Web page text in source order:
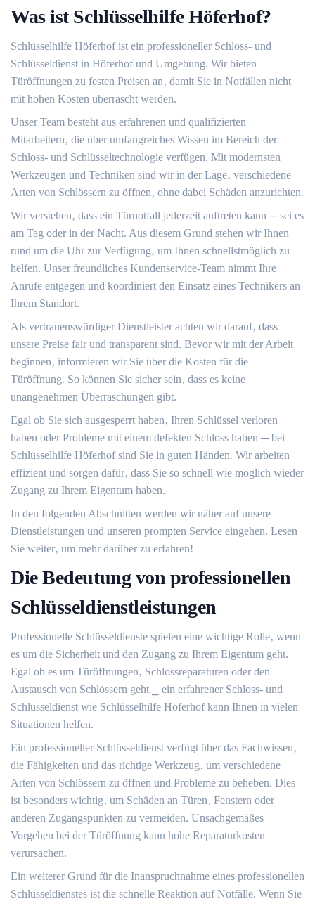
Was ist Schlüsselhilfe Höferhof?​
Schlüsselhilfe Höferhof ist ein professioneller Schloss- und
Schlüsseldienst in Höferhof und Umgebung.​ Wir bieten
Türöffnungen zu festen Preisen an‚ damit Sie in Notfällen nicht
mit hohen Kosten überrascht werden.
Unser Team besteht aus erfahrenen und qualifizierten
Mitarbeitern‚ die über umfangreiches Wissen im Bereich der
Schloss- und Schlüsseltechnologie verfügen.​ Mit modernsten
Werkzeugen und Techniken sind wir in der Lage‚ verschiedene
Arten von Schlössern zu öffnen‚ ohne dabei Schäden anzurichten.​
Wir verstehen‚ dass ein Türnotfall jederzeit auftreten kann ─ sei es
am Tag oder in der Nacht.​ Aus diesem Grund stehen wir Ihnen
rund um die Uhr zur Verfügung‚ um Ihnen schnellstmöglich zu
helfen.​ Unser freundliches Kundenservice-Team nimmt Ihre
Anrufe entgegen und koordiniert den Einsatz eines Technikers an
Ihrem Standort.​
Als vertrauenswürdiger Dienstleister achten wir darauf‚ dass
unsere Preise fair und transparent sind.​ Bevor wir mit der Arbeit
beginnen‚ informieren wir Sie über die Kosten für die
Türöffnung.​ So können Sie sicher sein‚ dass es keine
unangenehmen Überraschungen gibt.
Egal ob Sie sich ausgesperrt haben‚ Ihren Schlüssel verloren
haben oder Probleme mit einem defekten Schloss haben ─ bei
Schlüsselhilfe Höferhof sind Sie in guten Händen.​ Wir arbeiten
effizient und sorgen dafür‚ dass Sie so schnell wie möglich wieder
Zugang zu Ihrem Eigentum haben.​
In den folgenden Abschnitten werden wir näher auf unsere
Dienstleistungen und unseren prompten Service eingehen.​ Lesen
Sie weiter‚ um mehr darüber zu erfahren!​
Die Bedeutung von professionellen
Schlüsseldienstleistungen
Professionelle Schlüsseldienste spielen eine wichtige Rolle‚ wenn
es um die Sicherheit und den Zugang zu Ihrem Eigentum geht.​
Egal ob es um Türöffnungen‚ Schlossreparaturen oder den
Austausch von Schlössern geht ⎯ ein erfahrener Schloss- und
Schlüsseldienst wie Schlüsselhilfe Höferhof kann Ihnen in vielen
Situationen helfen.​
Ein professioneller Schlüsseldienst verfügt über das Fachwissen‚
die Fähigkeiten und das richtige Werkzeug‚ um verschiedene
Arten von Schlössern zu öffnen und Probleme zu beheben.​ Dies
ist besonders wichtig‚ um Schäden an Türen‚ Fenstern oder
anderen Zugangspunkten zu vermeiden.​ Unsachgemäßes
Vorgehen bei der Türöffnung kann hohe Reparaturkosten
verursachen.​
Ein weiterer Grund für die Inanspruchnahme eines professionellen
Schlüsseldienstes ist die schnelle Reaktion auf Notfälle.​ Wenn Sie